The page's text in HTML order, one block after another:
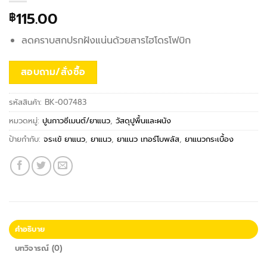
฿115.00
ลดคราบสกปรกฝังแน่นด้วยสารไฮโดรโฟบิก
สอบถาม/สั่งซื้อ
รหัสสินค้า: BK-007483
หมวดหมู่: ปูนกาวซีเมนต์/ยาแนว, วัสดุปูพื้นและผนัง
ป้ายกำกับ: จระเข้ ยาแนว, ยาแนว, ยาแนว เทอร์โบพลัส, ยาแนวกระเบื้อง
คำอธิบาย
บทวิจารณ์ (0)